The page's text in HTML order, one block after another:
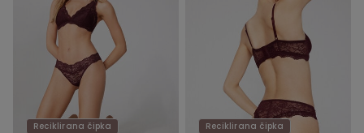
Reciklirana čipka
Reciklirana čipka